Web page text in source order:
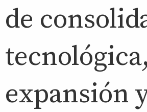
de
tecnológica,
expansión